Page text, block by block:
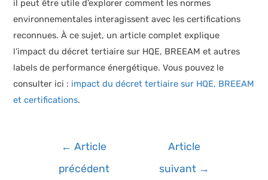
il peut être utile d’explorer comment les normes
environnementales interagissent avec les certifications
reconnues. À ce sujet, un article complet explique
l’impact du décret tertiaire sur HQE, BREEAM et autres
labels de performance énergétique. Vous pouvez le
consulter ici : impact du décret tertiaire sur HQE, BREEAM
et certifications.
Navigation
l’article
← Article
précédent
Article
suivant →